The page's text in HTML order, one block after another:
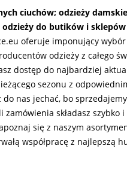
ciuchów; odzieży
do butików i
oferuje imponujący
odzieży z całego
dostęp do najbardziej
sezonu z
do nas jechać, bo
zamówienia składasz szybko
się z naszym
współpracę z najlepszą